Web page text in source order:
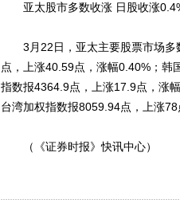
亚太股市多数收涨 日股收涨
3月22日，亚太主要股票市场多
点，上涨40.59点，涨幅0.40%；韩
指数报4364.9点，上涨17.9点，涨
台湾加权指数报8059.94点，上涨78
（《证券时报》快讯中心）